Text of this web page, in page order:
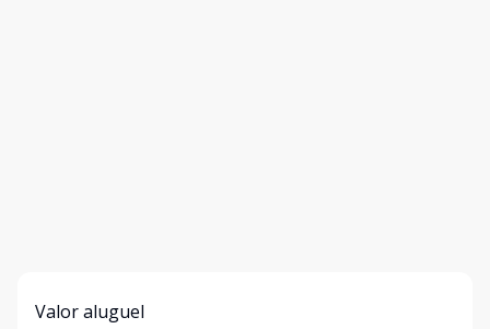
Valor aluguel